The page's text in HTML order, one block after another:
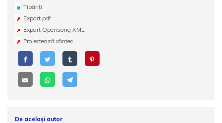
Tipăriți
Export pdf
Export Opensong XML
Proiectează cântec
De același autor